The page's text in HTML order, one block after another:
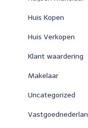
Huis Kopen
Huis Verkopen
Klant waardering
Makelaar
Uncategorized